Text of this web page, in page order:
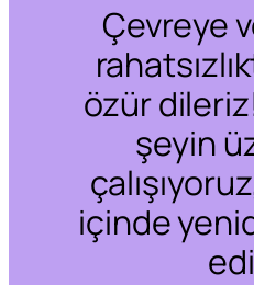
Çevreye
özür
şeyin
içinde